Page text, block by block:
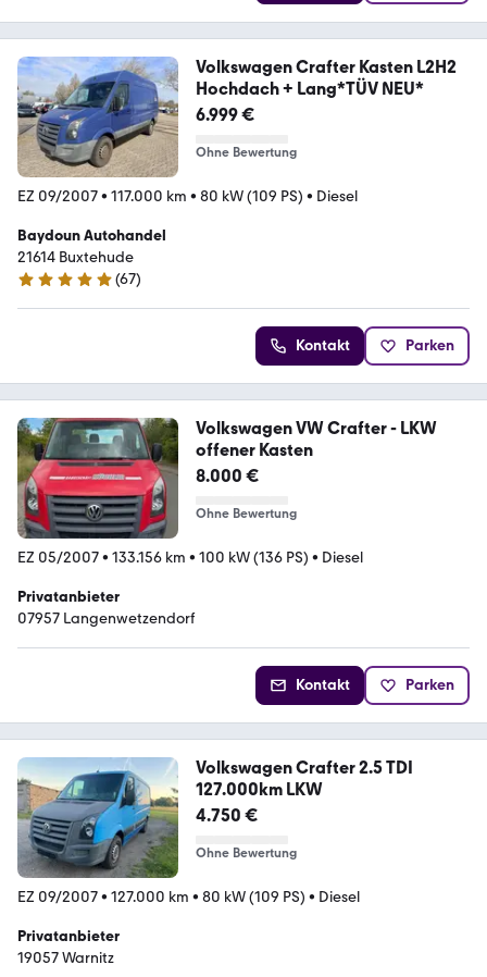
Volkswagen Crafter Kasten L2H2
Hochdach + Lang*TÜV NEU*
6.999 €
Ohne Bewertung
EZ 09/2007• 117.000 km • 80 kW (109 PS) • Diesel
Baydoun Autohandel
21614 Buxtehude
5 Sterne
(67)
Kontakt Parken
Volkswagen VW Crafter - LKW
offener Kasten
8.000 €
Ohne Bewertung
EZ 05/2007• 133.156 km • 100 kW (136 PS) • Diesel
Privatanbieter
07957 Langenwetzendorf
Kontakt Parken
Volkswagen Crafter 2.5 TDI
127.000km LKW
4.750 €
Ohne Bewertung
EZ 09/2007• 127.000 km • 80 kW (109 PS) • Diesel
Privatanbieter
19057 Warnitz